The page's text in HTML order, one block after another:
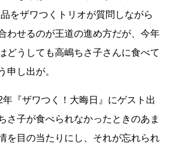
をザワつくトリオが質問しながら
わせるのが王道の進め方だが、今年
どうしても高嶋ちさ子さんに食べて
申し出が。
『ザワつく！大晦日』にゲスト出
さ子が食べられなかったときのあま
を目の当たりにし、それが忘れられ